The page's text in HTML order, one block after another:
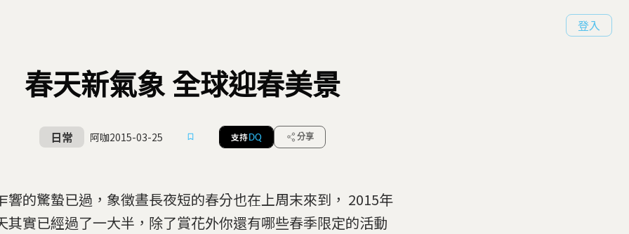
登入
春天新氣象 全球迎春美景
日常 阿咖2015-03-25 支持 DQ 分享
響的驚蟄已過，象徵晝長夜短的春分也在上周末來到， 2015年
其實已經過了一大半，除了賞花外你還有哪些春季限定的活動